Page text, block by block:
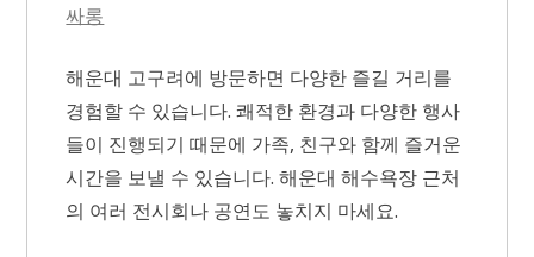
싸롱
해운대 고구려에 방문하면 다양한 즐길 거리를
경험할 수 있습니다. 쾌적한 환경과 다양한 행사
들이 진행되기 때문에 가족, 친구와 함께 즐거운
시간을 보낼 수 있습니다. 해운대 해수욕장 근처
의 여러 전시회나 공연도 놓치지 마세요.